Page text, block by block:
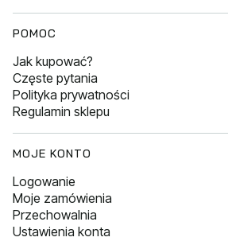
POMOC
Jak kupować?
Częste pytania
Polityka prywatności
Regulamin sklepu
MOJE KONTO
Logowanie
Moje zamówienia
Przechowalnia
Ustawienia konta